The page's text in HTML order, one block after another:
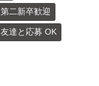
第二新卒歓迎
友達と応募 OK